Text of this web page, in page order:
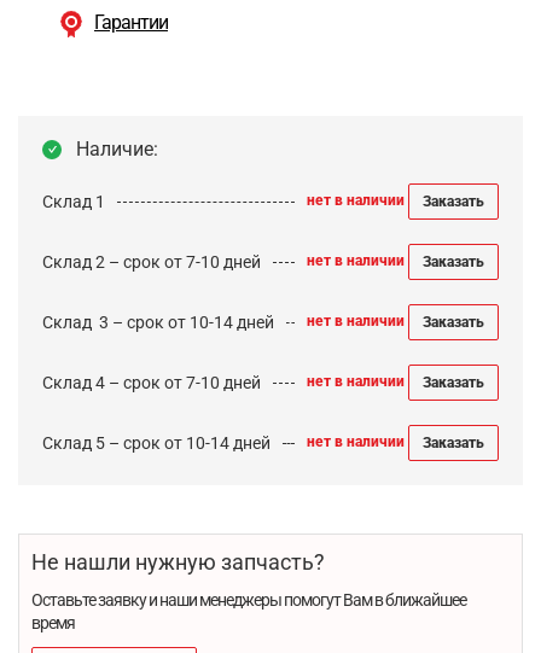
Гарантии
Наличие:
Склад 1 нет в наличии Заказать
Склад 2 – срок от 7-10 дней нет в наличии Заказать
Cклад 3 – срок от 10-14 дней нет в наличии Заказать
Склад 4 – срок от 7-10 дней нет в наличии Заказать
Склад 5 – срок от 10-14 дней нет в наличии Заказать
Не нашли нужную запчасть?
Оставьте заявку и наши менеджеры помогут Вам в ближайшее
время